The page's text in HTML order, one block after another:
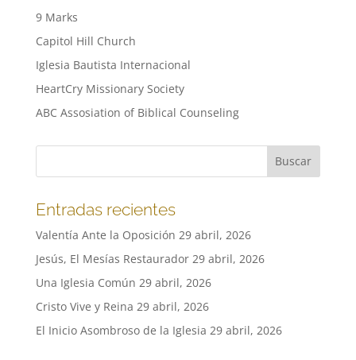
9 Marks
Capitol Hill Church
Iglesia Bautista Internacional
HeartCry Missionary Society
ABC Assosiation of Biblical Counseling
Entradas recientes
Valentía Ante la Oposición 29 abril, 2026
Jesús, El Mesías Restaurador 29 abril, 2026
Una Iglesia Común 29 abril, 2026
Cristo Vive y Reina 29 abril, 2026
El Inicio Asombroso de la Iglesia 29 abril, 2026